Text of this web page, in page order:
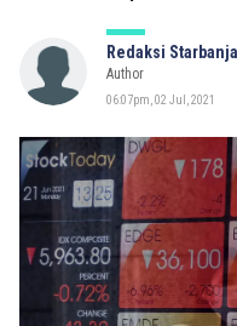
Redaksi
Author
06:07pm, 02 Jul, 2021